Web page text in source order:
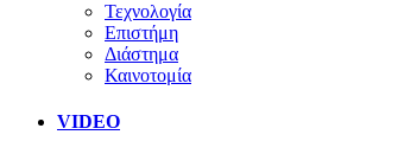
Τεχνολογία
Επιστήμη
Διάστημα
Καινοτομία
VIDEO